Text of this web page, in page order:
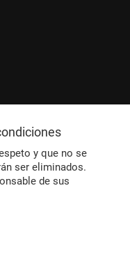
y que no se
ser eliminados.
de sus